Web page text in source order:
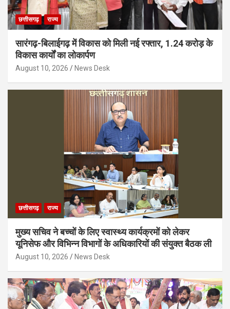
छत्तीसगढ़ राज्य
सारंगढ़-बिलाईगढ़ में विकास को मिली नई रफ्तार, 1.24 करोड़ के
विकास कार्यों का लोकार्पण
August 10, 2026 News Desk
छत्तीसगढ़ राज्य
मुख्य सचिव ने बच्चों के लिए स्वास्थ्य कार्यक्रमों को लेकर
यूनिसेफ और विभिन्न विभागों के अधिकारियों की संयुक्त बैठक ली
August 10, 2026 News Desk